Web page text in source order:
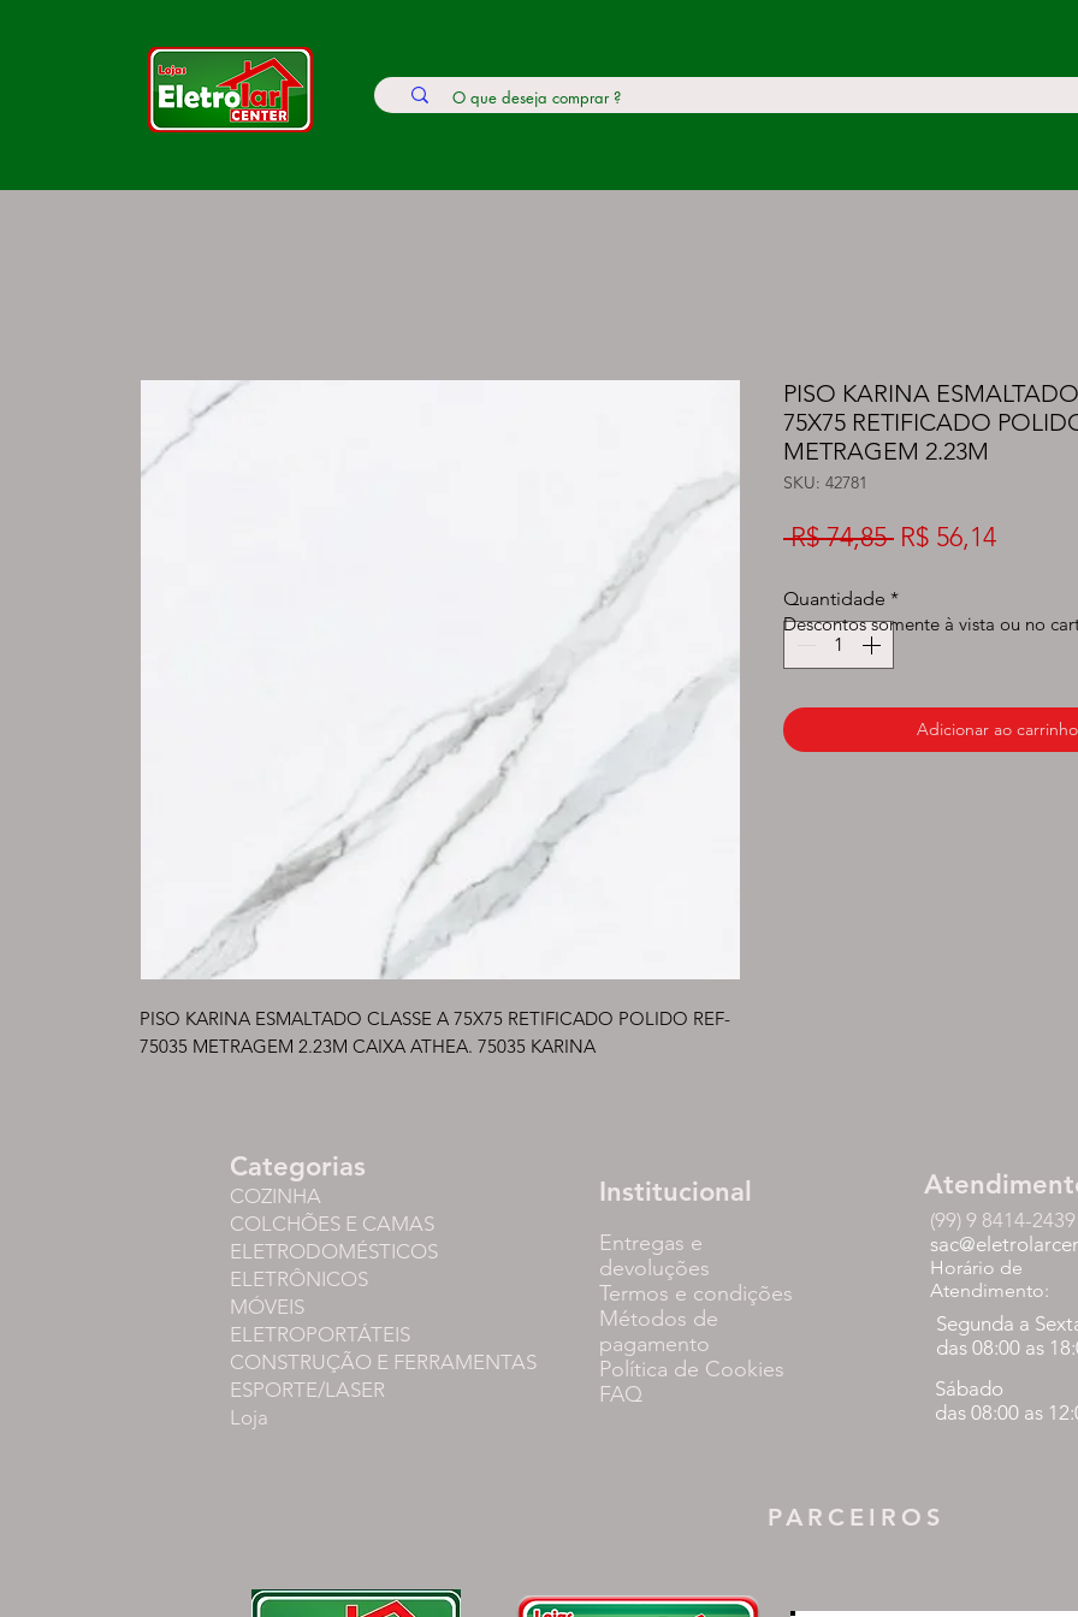
PISO KARINA ESMALTADO CLASSE A 75X75 RETIFICADO POLIDO REF-
75035 METRAGEM 2.23M CAIXA ATHEA. 75035 KARINA
PISO KARINA
75X75 RETIFICADO
METRAGEM 2.23M
SKU: 42781
R$ 74,85 Preço
R$ 56,14Preço
Quantidade *
Adicionar ao carrinho
Descontos somente à vista ou no
Categorias
COZINHA
COLCHÕES E CAMAS
ELETRODOMÉSTICOS
ELETRÔNICOS
MÓVEIS
ELETROPORTÁTEIS
CONSTRUÇÃO E FERRAMENTAS
ESPORTE/LASER
Loja
Institucional
Entregas e
devoluções
Termos e condições
Métodos de
pagamento
Política de Cookies
FAQ
(99) 9 8414-2439
Horário de
Atendimento:
Segunda a
das 08:00 as
Sábado
das 08:00 as
PARCEIROS